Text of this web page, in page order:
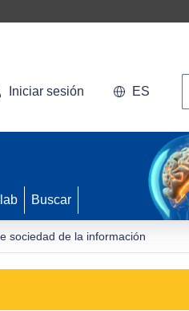
Iniciar sesión ES
Buscar
sociedad de la información